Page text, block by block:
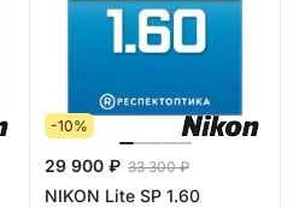
-10%
29 900 ₽ 33 300 ₽
NIKON Lite SP 1.60